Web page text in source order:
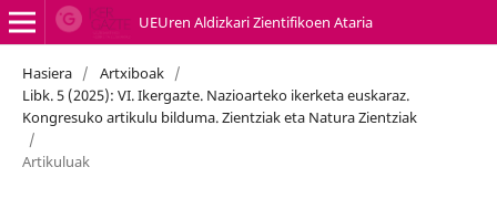
UEUren Aldizkari Zientifikoen Ataria
Hasiera / Artxiboak /
Libk. 5 (2025): VI. Ikergazte. Nazioarteko ikerketa euskaraz.
Kongresuko artikulu bilduma. Zientziak eta Natura Zientziak
/
Artikuluak